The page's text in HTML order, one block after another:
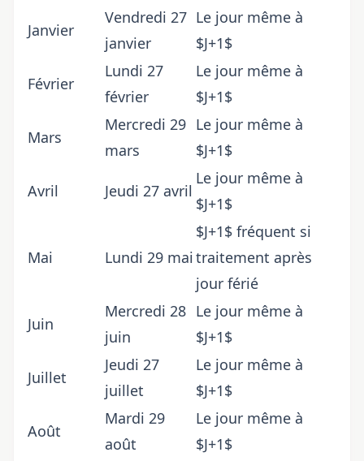
Janvier
Vendredi 27
janvier
Le jour même à
$J+1$
Février
Lundi 27
février
Le jour même à
$J+1$
Mars
Mercredi 29
mars
Le jour même à
$J+1$
Avril Jeudi 27 avril
Le jour même à
$J+1$
Mai Lundi 29 mai
$J+1$ fréquent si
traitement après
jour férié
Juin
Mercredi 28
juin
Le jour même à
$J+1$
Juillet
Jeudi 27
juillet
Le jour même à
$J+1$
Août
Mardi 29
août
Le jour même à
$J+1$